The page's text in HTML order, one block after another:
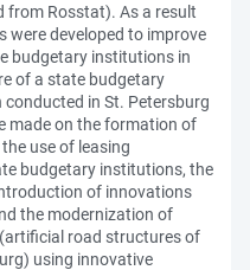
from Rosstat). As a result
were developed to improve
budgetary institutions in
of a state budgetary
in St. Petersburg
made on the formation of
use of leasing
budgetary institutions, the
of innovations
the modernization of
road structures of
using innovative